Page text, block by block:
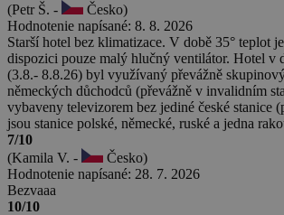
(Petr Š. -
Česko)
Hodnotenie napísané: 8. 8. 2026
Starší hotel bez klimatizace. V době 35° teplot
dispozici pouze malý hlučný ventilátor. Hotel v
(3.8.- 8.8.26) byl využívaný převážně
německých důchodců (převážně v invalidním
vybaveny televizorem bez jediné české stanice
jsou stanice polské, německé, ruské a jedna
7/10
(Kamila V. -
Česko)
Hodnotenie napísané: 28. 7. 2026
Bezvaaa
10/10